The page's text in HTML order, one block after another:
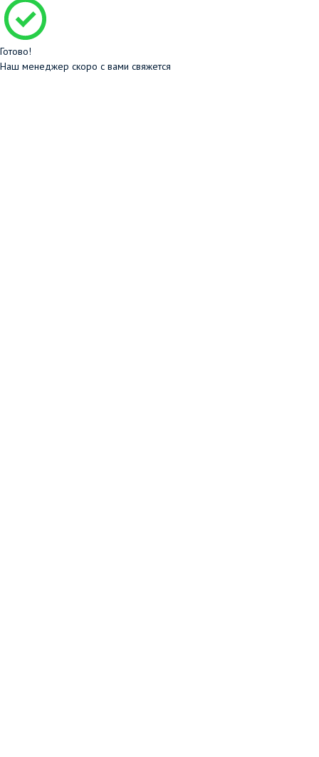
Готово!
Наш менеджер скоро с вами свяжется